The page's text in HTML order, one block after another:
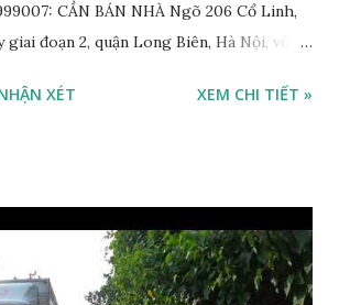
CẦN BÁN NHÀ Ngõ 206 Cổ Linh,
đoạn 2, quận Long Biên, Hà Nội, với
nhà rộng 5m, ô tô để trước nhà được; *
* Giá bán: 3,1 tỷ, có thương lượng với
nhanh trước Tết Âm lịch; Thông tin
nhà Ngõ 206 đường Cổ Linh cần bán
XÉT XEM CHI TIẾT »